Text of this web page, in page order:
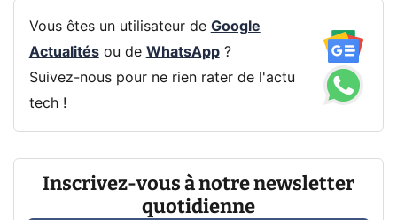
Vous êtes un utilisateur de Google
Actualitésou de WhatsApp?
Suivez-nous pour ne rien rater de l'actu
tech !
Inscrivez-vous à notre newsletter
quotidienne